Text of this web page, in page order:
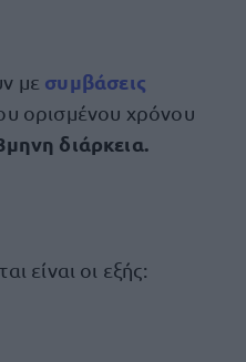
με συμβάσεις
ορισμένου χρόνου
διάρκεια.
είναι οι εξής: